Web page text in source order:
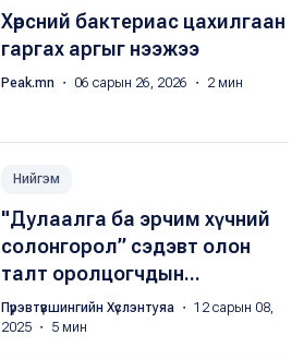
Хөрсний бактериас цахилгаан
гаргах аргыг нээжээ
Peak.mn ・ 06 сарын 26, 2026 ・ 2 мин
Нийгэм
"Дулаалга ба эрчим хүчний
солонгорол” сэдэвт олон
талт оролцогчдын...
Пүрэвтүвшингийн Хүслэнтуяа ・ 12 сарын 08,
2025 ・ 5 мин